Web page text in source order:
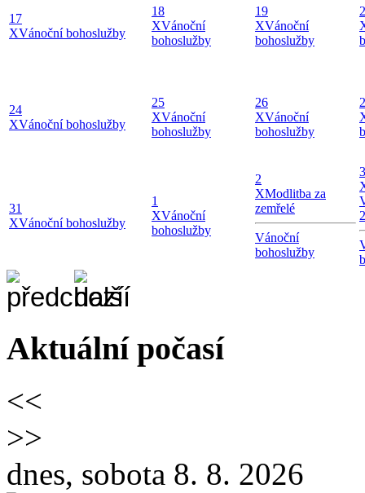
17
XVánoční bohoslužby
18
XVánoční
bohoslužby
19
XVánoční
bohoslužby
24
XVánoční bohoslužby
25
XVánoční
bohoslužby
26
XVánoční
bohoslužby
31
XVánoční bohoslužby
1
XVánoční
bohoslužby
2
XModlitba za
zemřelé
Vánoční
bohoslužby
3
Aktuální počasí
<<
>>
dnes, sobota 8. 8. 2026